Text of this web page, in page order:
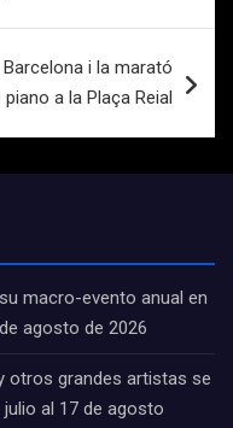
i la marató
piano a la Plaça Reial
macro-evento anual en
agosto de 2026
otros grandes artistas se
julio al 17 de agosto